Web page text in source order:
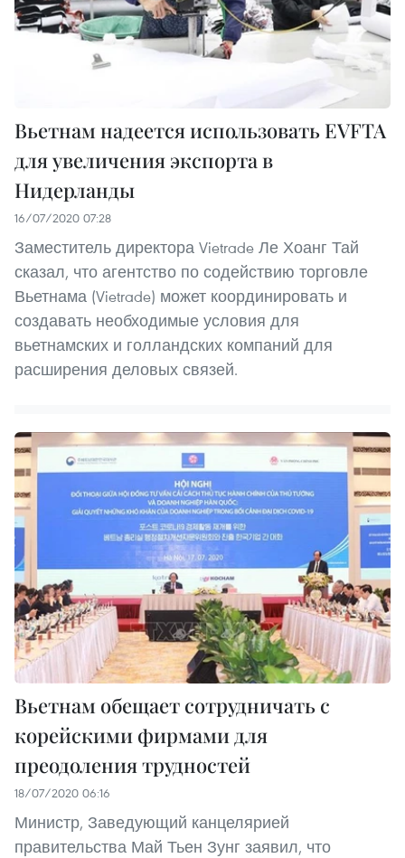
Вьетнам надеется использовать EVFTA
для увеличения экспорта в
Нидерланды
16/07/2020 07:28
Заместитель директора Vietrade Ле Хоанг Тай
сказал, что агентство по содействию торговле
Вьетнама (Vietrade) может координировать и
создавать необходимые условия для
вьетнамских и голландских компаний для
расширения деловых связей.
Вьетнам обещает сотрудничать с
корейскими фирмами для
преодоления трудностей
18/07/2020 06:16
Министр, Заведующий канцелярией
правительства Май Тьен Зунг заявил, что